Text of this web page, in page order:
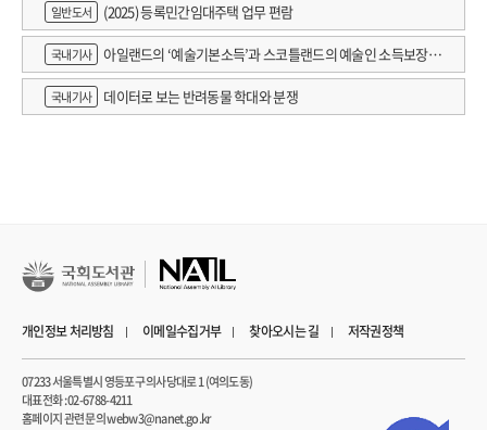
일반도서 (2025) 등록민간임대주택 업무 편람
국내기사
아일랜드의 ‘예술기본소득’과 스코틀랜드의 예술인 소득보장정
책 논의
국내기사 데이터로 보는 반려동물 학대와 분쟁
개인정보 처리방침 이메일수집거부 찾아오시는 길 저작권정책
07233 서울특별시 영등포구 의사당대로 1 (여의도동)
대표전화 : 02-6788-4211
홈페이지 관련 문의 webw3@nanet.go.kr